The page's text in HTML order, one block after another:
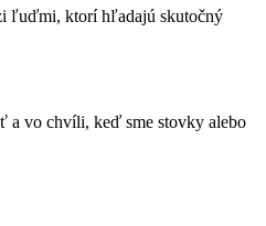
ľuďmi, ktorí hľadajú skutočný
a vo chvíli, keď sme stovky alebo